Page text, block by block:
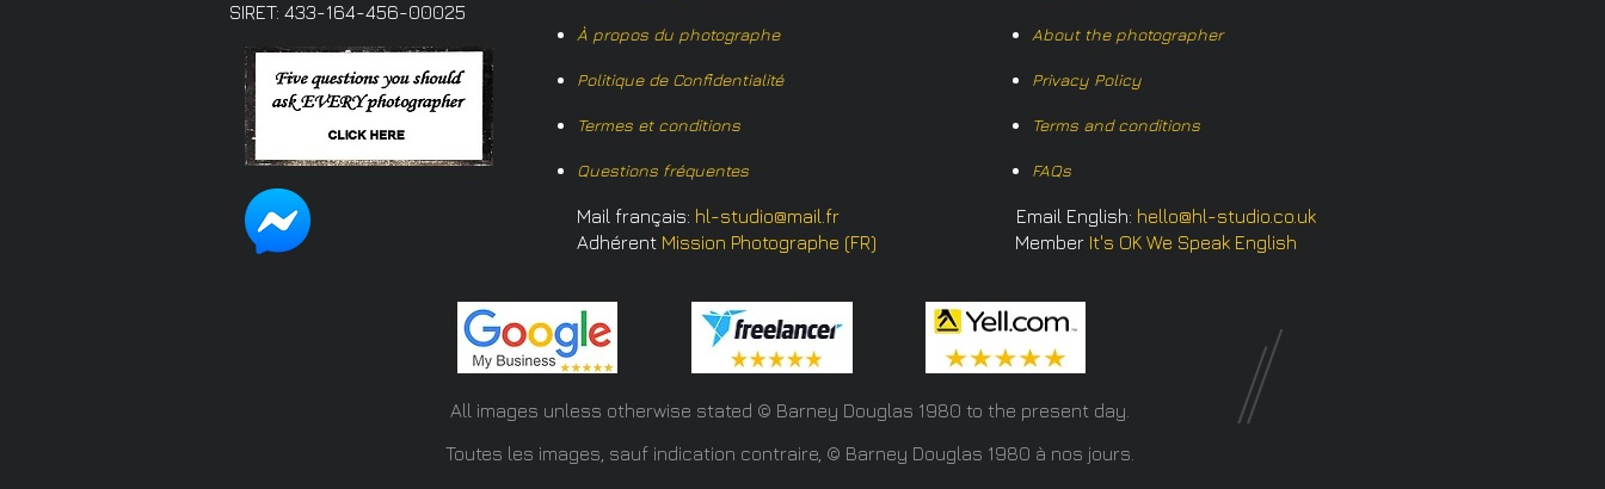
SIRET: 433-164-456-00025
À propos du photographe
Politique de Confidentialité
Termes et conditions
Questions fréquentes
About the photographer
Privacy Policy
Terms and conditions
FAQs
Mail français: hl-studio@mail.fr Email English: hello@hl-studio.co.uk
Adhérent Mission Photographe (FR) Member It's OK We Speak English
All images unless otherwise stated © Barney Douglas 1980 to the present day.
Toutes les images, sauf indication contraire, © Barney Douglas 1980 à nos jours.